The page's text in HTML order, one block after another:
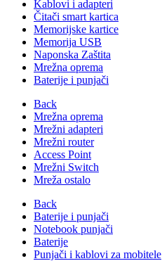
Kablovi i adapteri
Čitači smart kartica
Memorijske kartice
Memorija USB
Naponska Zaštita
Mrežna oprema
Baterije i punjači
Back
Mrežna oprema
Mrežni adapteri
Mrežni router
Access Point
Mrežni Switch
Mreža ostalo
Back
Baterije i punjači
Notebook punjači
Baterije
Punjači i kablovi za mobitele